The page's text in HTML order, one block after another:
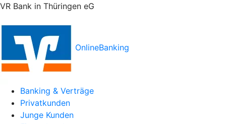
VR Bank in Thüringen eG
OnlineBanking
Banking & Verträge
Privatkunden
Junge Kunden